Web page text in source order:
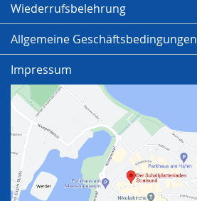
Wiederrufsbelehrung
Allgemeine Geschäftsbedingungen
Impressum